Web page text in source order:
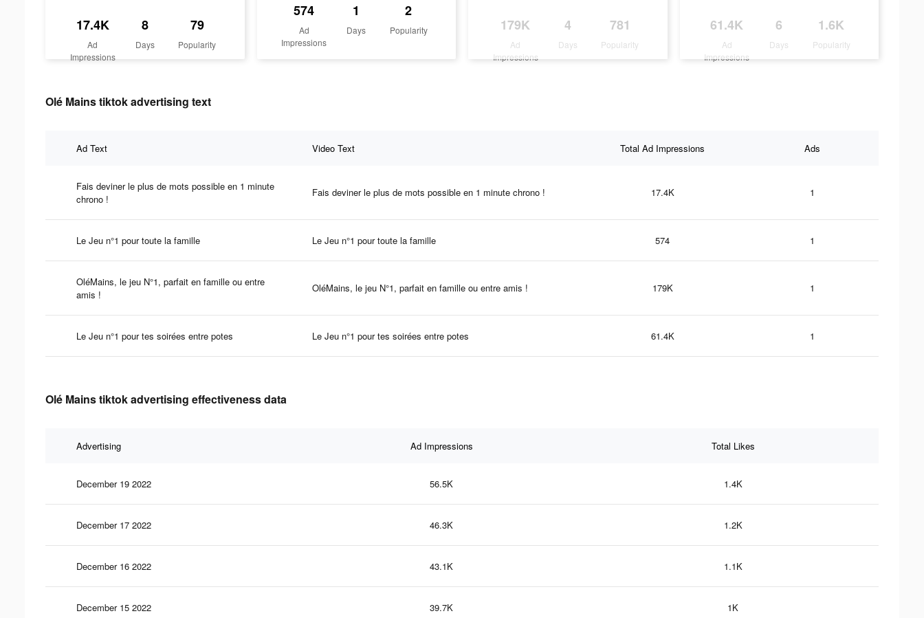
17.4K
Ad
Impressions
8
Days
79
Popularity
574
Ad
Impressions
1
Days
2
Popularity 179K
Ad
Impressions
4
Days
781
Popularity
61.4K
Ad
Impressions
6
Days
1.6K
Popularity
Olé Mains tiktok advertising text
Ad Text Video Text Total Ad Impressions Ads
Fais deviner le plus de mots possible en 1 minute
chrono !
Fais deviner le plus de mots possible en 1 minute chrono ! 17.4K 1
Le Jeu n°1 pour toute la famille Le Jeu n°1 pour toute la famille 574 1
OléMains, le jeu N°1, parfait en famille ou entre
amis !
OléMains, le jeu N°1, parfait en famille ou entre amis ! 179K 1
Le Jeu n°1 pour tes soirées entre potes Le Jeu n°1 pour tes soirées entre potes 61.4K 1
Olé Mains tiktok advertising effectiveness data
Advertising Ad Impressions Total Likes
December 19 2022 56.5K 1.4K
December 17 2022 46.3K 1.2K
December 16 2022 43.1K 1.1K
December 15 2022 39.7K 1K